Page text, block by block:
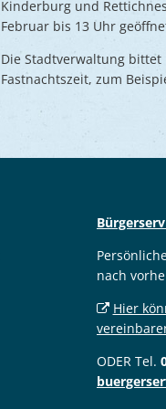
Kinderburg und
Februar bis 13 Uhr
Die Stadtverwaltung
Fastnachtszeit, zum
nach
Hier
ODER Tel.